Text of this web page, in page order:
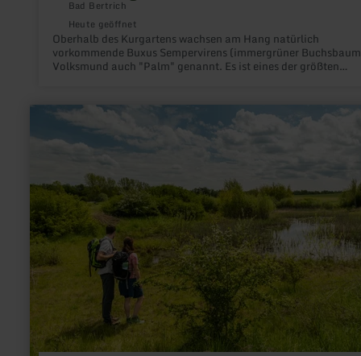
Bad Bertrich
Heute geöffnet
Oberhalb des Kurgartens wachsen am Hang natürlich
vorkommende Buxus Sempervirens (immergrüner
Volksmund auch "Palm" genannt. Es ist eines der größten
mehr
erfahren
zu:
Sangweiher